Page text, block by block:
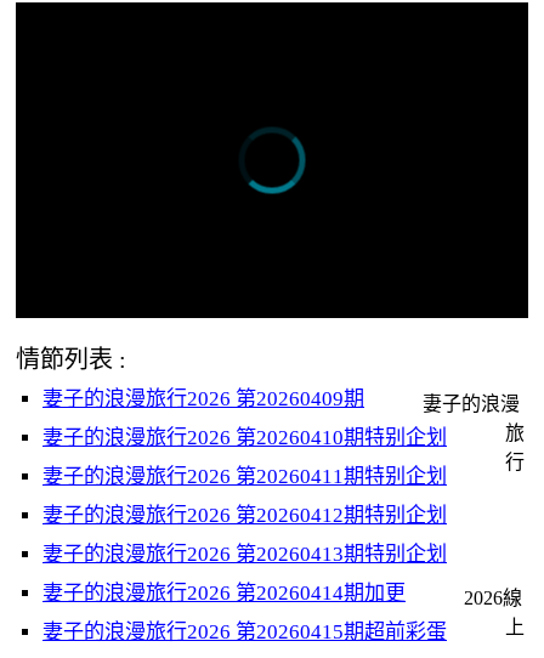
情節列表 :
妻子的浪漫旅行2026 第20260409期
妻子的浪漫旅行2026 第20260410期特别企划
妻子的浪漫旅行2026 第20260411期特别企划
妻子的浪漫旅行2026 第20260412期特别企划
妻子的浪漫旅行2026 第20260413期特别企划
妻子的浪漫旅行2026 第20260414期加更
妻子的浪漫旅行2026 第20260415期超前彩蛋
妻子的浪漫
旅
行
2026線
上